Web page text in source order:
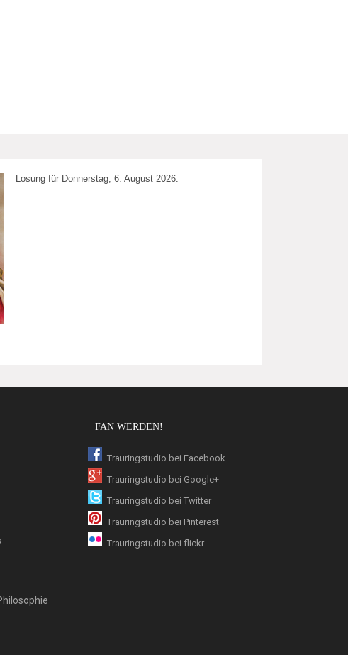
Losung für Donnerstag, 6. August 2026:
FAN WERDEN!
Trauringstudio bei Facebook
Trauringstudio bei Google+
Trauringstudio bei Twitter
Trauringstudio bei Pinterest
Trauringstudio bei flickr